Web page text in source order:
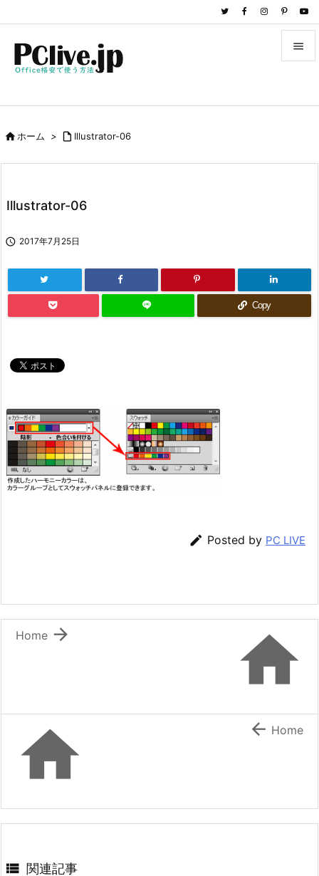

前へ
ホーム >  Illustrator-06
Illustrator-06
 2017年7月25日
Copy
 Posted by PC LIVE


Home
  Home
 関連記事